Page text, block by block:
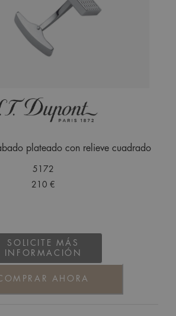
plateado con relieve cuadrado
5172
210 €
SOLICITE MÁS
INFORMACIÓN
AHORA